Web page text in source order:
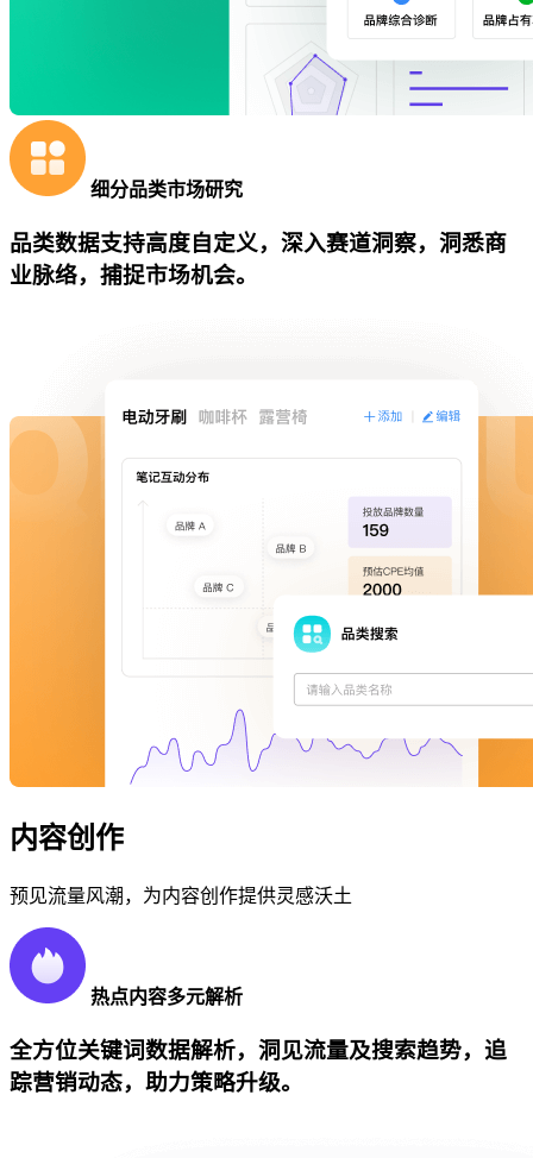
细分品类市场研究
品类数据支持高度自定义，深入赛道洞察，洞悉商
业脉络，捕捉市场机会。
内容创作
预见流量风潮，为内容创作提供灵感沃土
热点内容多元解析
全方位关键词数据解析，洞见流量及搜索趋势，追
踪营销动态，助力策略升级。